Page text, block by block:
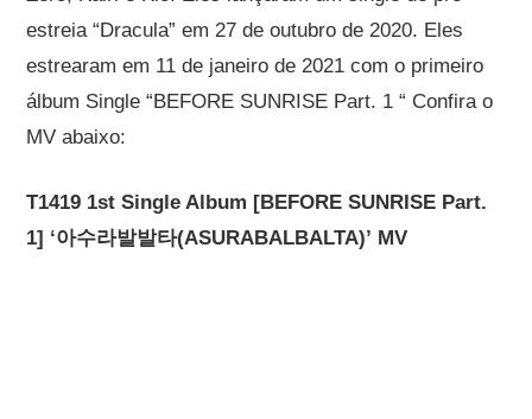
estreia “Dracula” em 27 de outubro de 2020. Eles
estrearam em 11 de janeiro de 2021 com o primeiro
álbum Single “BEFORE SUNRISE Part. 1 “ Confira o
MV abaixo:
T1419 1st Single Album [BEFORE SUNRISE Part.
1] ‘아수라발발타(ASURABALBALTA)’ MV